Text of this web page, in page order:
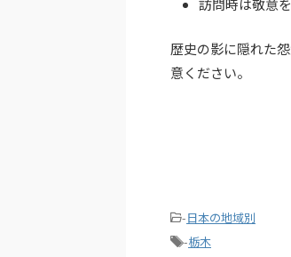
訪問時は敬意
歴史の影に隠れた
意ください。
-日本の地域別
-栃木